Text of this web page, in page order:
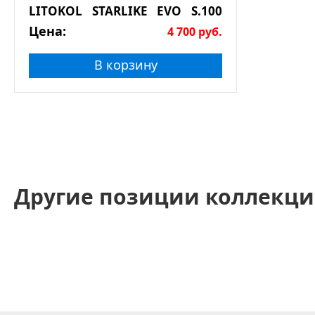
LITOKOL STARLIKE EVO S.100
BIANCO ASSOLUTO 2,5кг
Цена: 4 700 руб.
В корзину
Другие позиции